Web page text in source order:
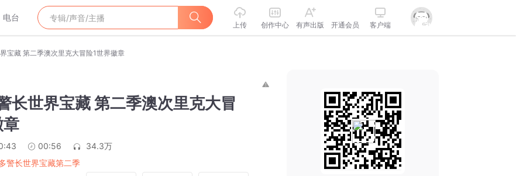
电台
上传 创作中心 有声出版 开通会员 客户端
宝藏 第二季澳次里克大冒险1世界徽章
长世界宝藏 第二季澳次里克大冒
章
00:56
34.3万
警长世界宝藏第二季